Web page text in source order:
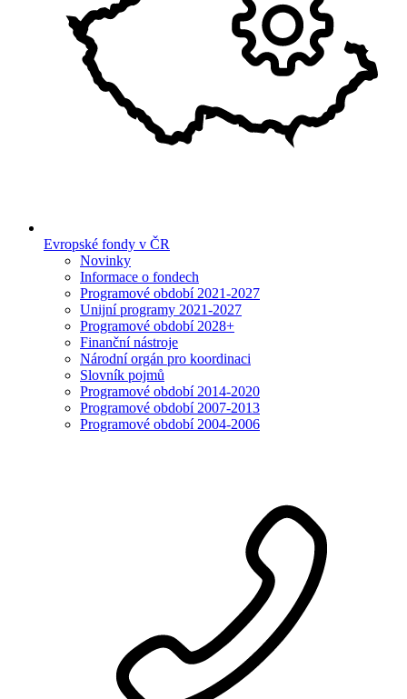
Evropské fondy v ČR
Novinky
Informace o fondech
Programové období 2021-2027
Unijní programy 2021-2027
Programové období 2028+
Finanční nástroje
Národní orgán pro koordinaci
Slovník pojmů
Programové období 2014-2020
Programové období 2007-2013
Programové období 2004-2006